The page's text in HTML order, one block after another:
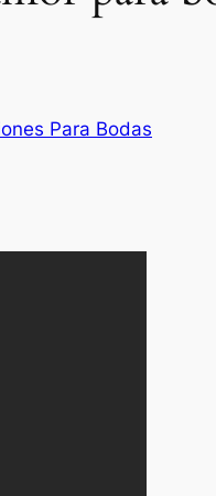
Para Bodas